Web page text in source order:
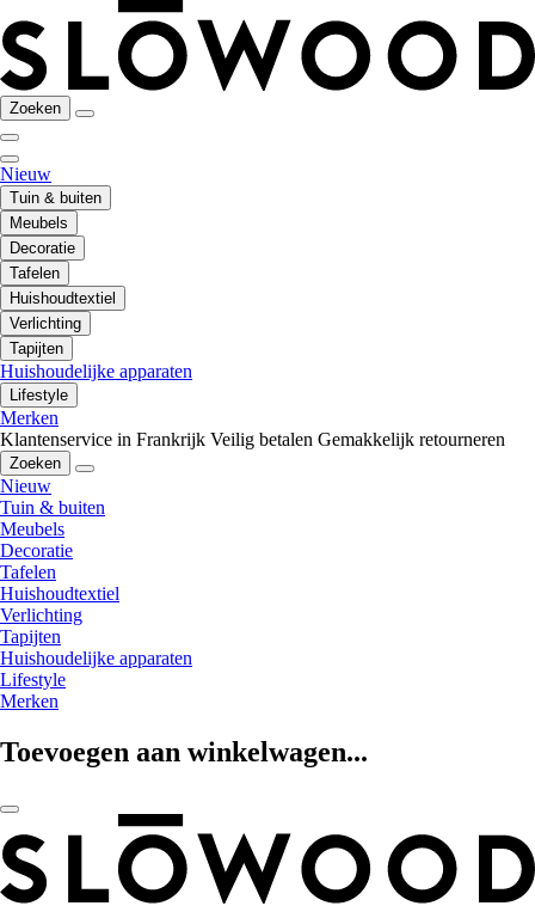
Zoeken
Nieuw
Tuin & buiten
Meubels
Decoratie
Tafelen
Huishoudtextiel
Verlichting
Tapijten
Huishoudelijke apparaten
Lifestyle
Merken
Klantenservice in Frankrijk Veilig betalen Gemakkelijk retourneren
Zoeken
Nieuw
Tuin & buiten
Meubels
Decoratie
Tafelen
Huishoudtextiel
Verlichting
Tapijten
Huishoudelijke apparaten
Lifestyle
Merken
Toevoegen aan winkelwagen...